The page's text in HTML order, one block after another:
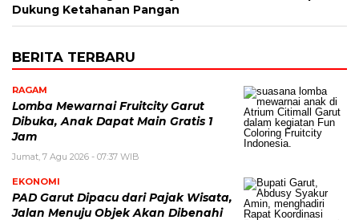
Dukung Ketahanan Pangan
BERITA TERBARU
RAGAM
Lomba Mewarnai Fruitcity Garut
Dibuka, Anak Dapat Main Gratis 1
Jam
Jumat, 7 Agu 2026 - 07:37 WIB
EKONOMI
PAD Garut Dipacu dari Pajak Wisata,
Jalan Menuju Objek Akan Dibenahi